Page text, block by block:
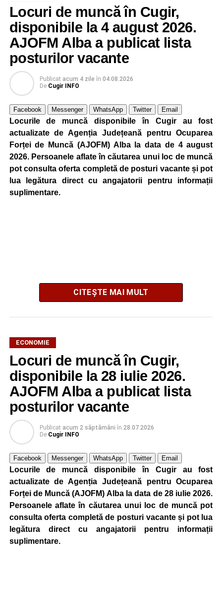
Locuri de muncă în Cugir,
disponibile la 4 august 2026.
AJOFM Alba a publicat lista
posturilor vacante
Publicat acum 4 zile în 04.08.2026
De Cugir INFO
Facebook Messenger WhatsApp Twitter Email
Locurile de muncă disponibile în Cugir au fost
actualizate de Agenția Județeană pentru Ocuparea
Forței de Muncă (AJOFM) Alba la data de 4 august
2026. Persoanele aflate în căutarea unui loc de muncă
pot consulta oferta completă de posturi vacante și pot
lua legătura direct cu angajatorii pentru informații
suplimentare.
AJOFM Alba a publicat lista locurilor de muncă vacante
din orașul Cugir, valabilă la data de4 august 2026
Oferta cuprinde posturi din mai multe domenii de
activitate, fiind adresată atât persoanelor cu experiență,
cât și celor aflate la început de carieră.
Cei interesați pot consulta toate locurile de muncă
disponibile accesând platforma oficială ANOFM,
selectând AJOFM Alba, apoi secțiunea„Persoane fizice
– Locuri de muncă vacante”. De asemenea, informații
pot fi obținute direct de la sediul AJOFM Alba sau de la
agenția teritorială de care aparține persoana aflată în
căutarea unui loc de muncă.
Lista publicată de AJOFM Alba include, pe lângă
denumirea posturilor vacante din Cugir, și datele de
contact ale angajatorilor, precum numere de telefon și
CITEȘTE MAI MULT
ECONOMIE
Locuri de muncă în Cugir,
disponibile la 28 iulie 2026.
AJOFM Alba a publicat lista
posturilor vacante
Publicat acum 2 săptămâni în 28.07.2026
De Cugir INFO
Facebook Messenger WhatsApp Twitter Email
Locurile de muncă disponibile în Cugir au fost
actualizate de Agenția Județeană pentru Ocuparea
Forței de Muncă (AJOFM) Alba la data de 28 iulie 2026.
Persoanele aflate în căutarea unui loc de muncă pot
consulta oferta completă de posturi vacante și pot lua
legătura direct cu angajatorii pentru informații
suplimentare.